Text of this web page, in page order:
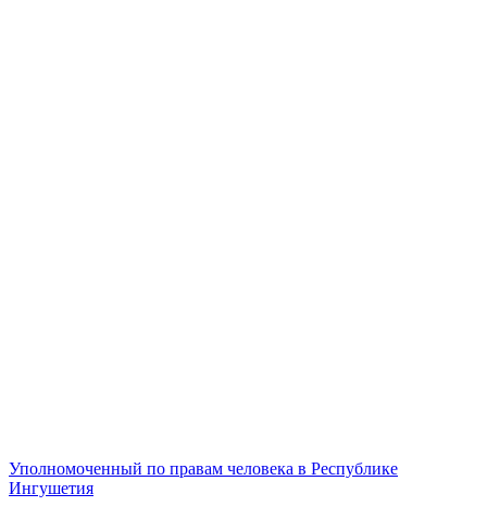
Уполномоченный по правам человека в Республике
Ингушетия